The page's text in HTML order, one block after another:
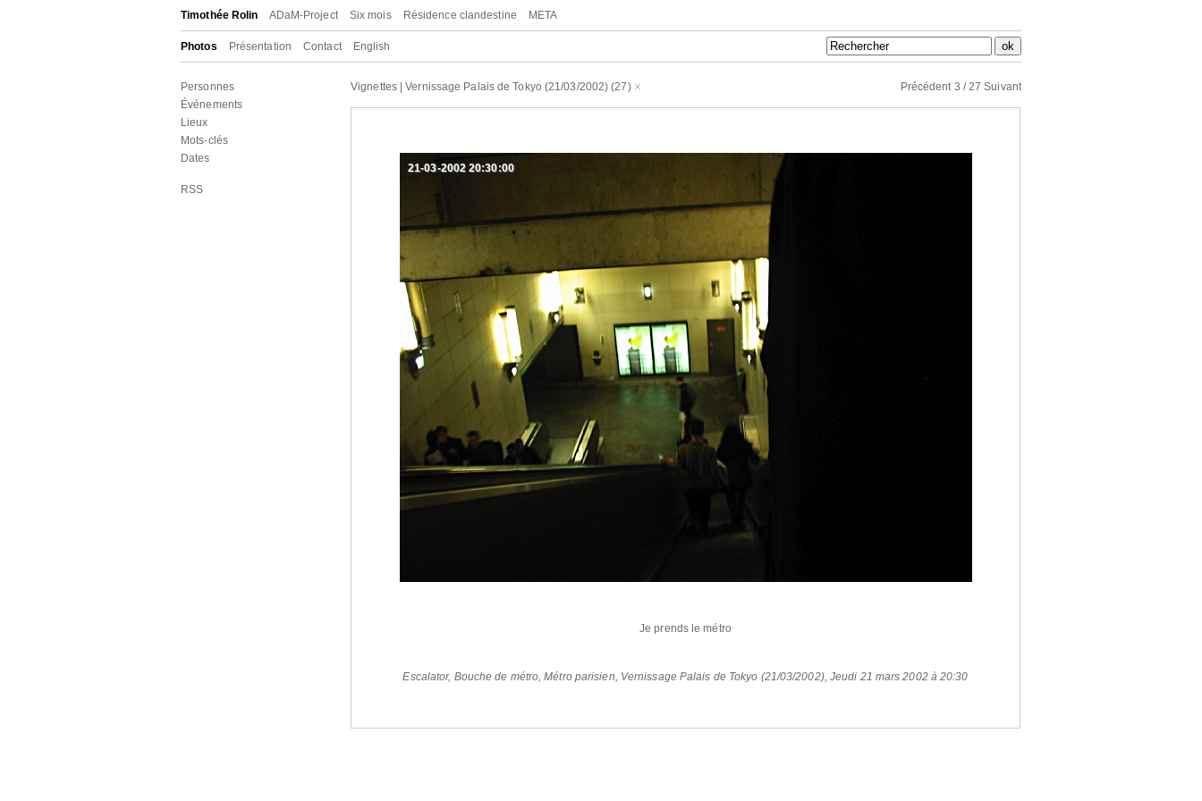
Timothée Rolin ADaM-Project Six mois Résidence clandestine META
Photos Présentation Contact English
Personnes
Événements
Lieux
Mots-clés
Dates
RSS
Vignettes|Vernissage Palais de Tokyo (21/03/2002) (27) Précédent3 / 27Suivant
21-03-2002 20:30:00
Je prends le métro
Escalator, Bouche de métro,Métro parisien, Vernissage Palais de Tokyo (21/03/2002), Jeudi 21 mars 2002 à 20:30